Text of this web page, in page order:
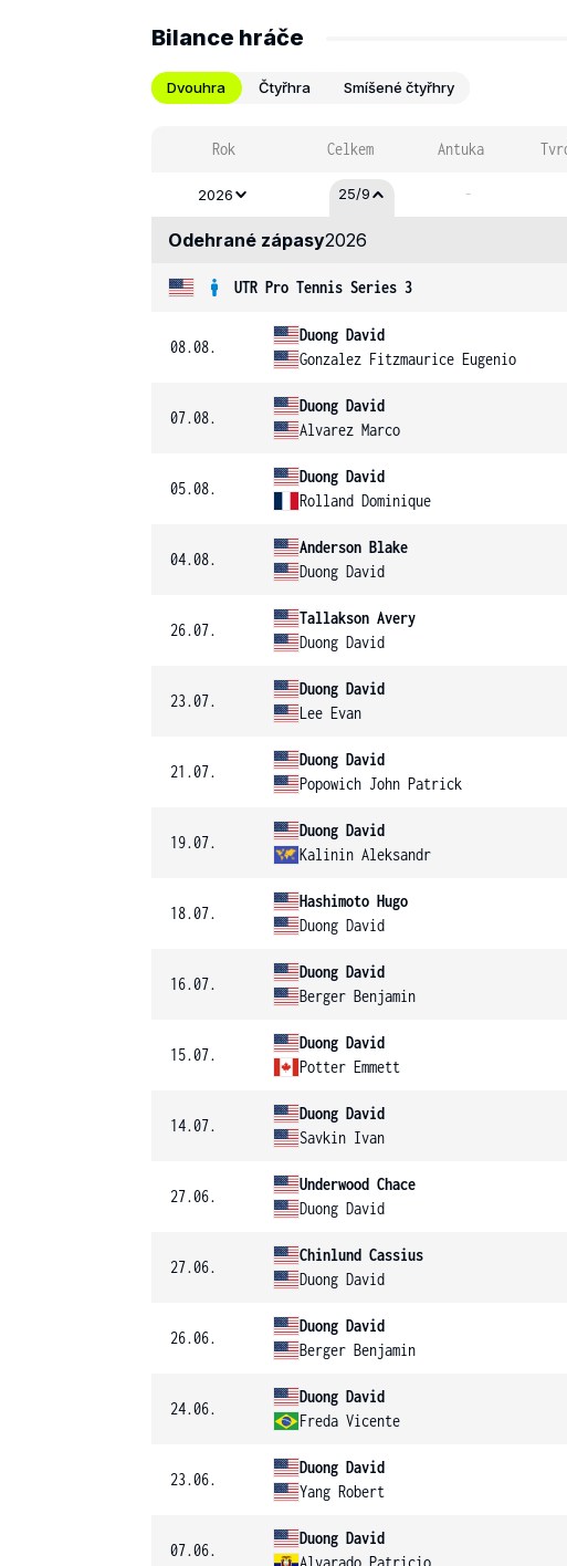
Bilance hráče
Dvouhra Čtyřhra Smíšené čtyřhry
Rok Celkem Antuka
2026 25/9 -
Odehrané zápasy2026
UTR Pro Tennis Series 3
08.08.
Duong David
Gonzalez Fitzmaurice Eugenio
07.08.
Duong David
Alvarez Marco
05.08.
Duong David
Rolland Dominique
04.08.
Anderson Blake
Duong David
26.07.
Tallakson Avery
Duong David
23.07.
Duong David
Lee Evan
21.07.
Duong David
Popowich John Patrick
19.07.
Duong David
Kalinin Aleksandr
18.07.
Hashimoto Hugo
Duong David
16.07.
Duong David
Berger Benjamin
15.07.
Duong David
Potter Emmett
14.07.
Duong David
Savkin Ivan
27.06.
Underwood Chace
Duong David
27.06.
Chinlund Cassius
Duong David
26.06.
Duong David
Berger Benjamin
24.06.
Duong David
Freda Vicente
23.06.
Duong David
Yang Robert
07.06.
Duong David
Alvarado Patricio